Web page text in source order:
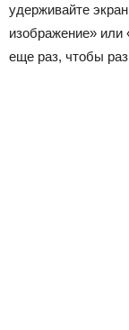
удерживайте
изображение»
еще раз, чтобы